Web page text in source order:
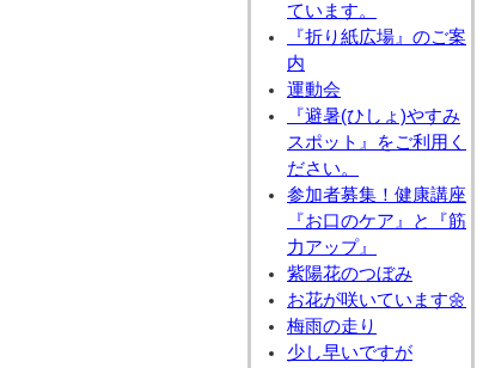
ています。
『折り紙広場』のご案
内
運動会
『避暑(ひしょ)やすみ
スポット』をご利用く
ださい。
参加者募集！健康講座
『お口のケア』と『筋
力アップ』
紫陽花のつぼみ
お花が咲いています🌼
梅雨の走り
少し早いですが